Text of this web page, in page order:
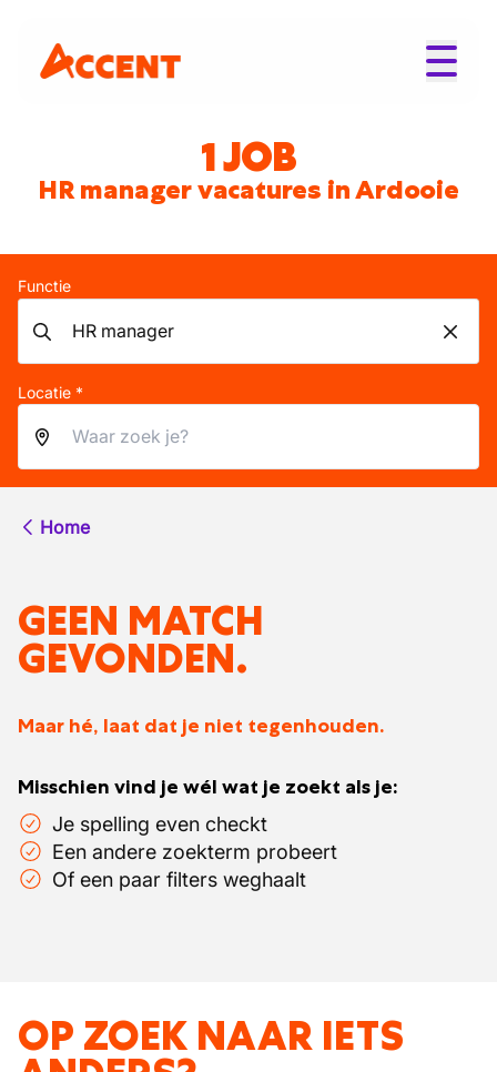
1 JOB
HR manager vacatures in Ardooie
Functie
Locatie *
Home
GEEN MATCH
GEVONDEN.
Maar hé, laat dat je niet tegenhouden.
Misschien vind je wél wat je zoekt als je:
Je spelling even checkt
Een andere zoekterm probeert
Of een paar filters weghaalt
OP ZOEK NAAR IETS